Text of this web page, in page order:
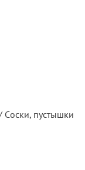
пустышки